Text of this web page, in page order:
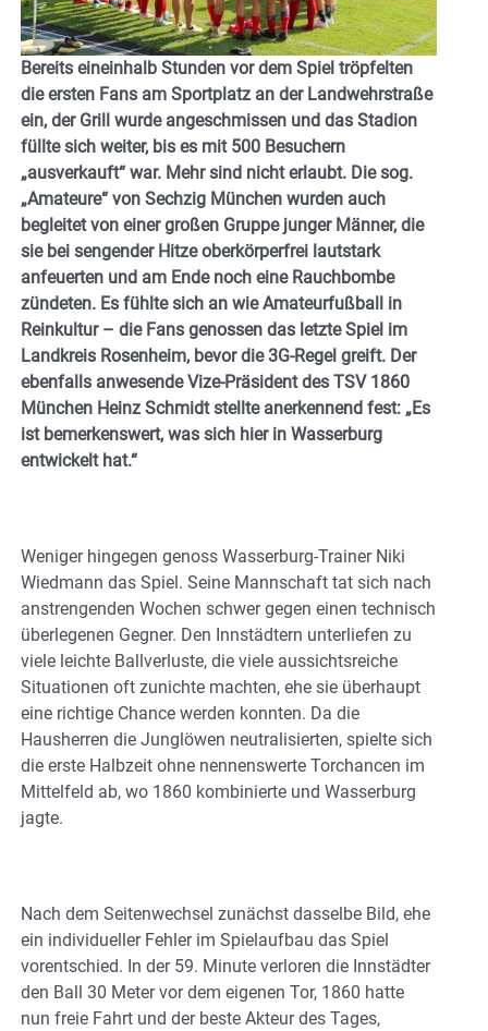
Bereits eineinhalb Stunden vor dem Spiel tröpfelten
die ersten Fans am Sportplatz an der Landwehrstraße
ein, der Grill wurde angeschmissen und das Stadion
füllte sich weiter, bis es mit 500 Besuchern
„ausverkauft“ war. Mehr sind nicht erlaubt. Die sog.
„Amateure“ von Sechzig München wurden auch
begleitet von einer großen Gruppe junger Männer, die
sie bei sengender Hitze oberkörperfrei lautstark
anfeuerten und am Ende noch eine Rauchbombe
zündeten. Es fühlte sich an wie Amateurfußball in
Reinkultur – die Fans genossen das letzte Spiel im
Landkreis Rosenheim, bevor die 3G-Regel greift. Der
ebenfalls anwesende Vize-Präsident des TSV 1860
München Heinz Schmidt stellte anerkennend fest: „Es
ist bemerkenswert, was sich hier in Wasserburg
entwickelt hat.“
Weniger hingegen genoss Wasserburg-Trainer Niki
Wiedmann das Spiel. Seine Mannschaft tat sich nach
anstrengenden Wochen schwer gegen einen technisch
überlegenen Gegner. Den Innstädtern unterliefen zu
viele leichte Ballverluste, die viele aussichtsreiche
Situationen oft zunichte machten, ehe sie überhaupt
eine richtige Chance werden konnten. Da die
Hausherren die Junglöwen neutralisierten, spielte sich
die erste Halbzeit ohne nennenswerte Torchancen im
Mittelfeld ab, wo 1860 kombinierte und Wasserburg
jagte.
Nach dem Seitenwechsel zunächst dasselbe Bild, ehe
ein individueller Fehler im Spielaufbau das Spiel
vorentschied. In der 59. Minute verloren die Innstädter
den Ball 30 Meter vor dem eigenen Tor, 1860 hatte
nun freie Fahrt und der beste Akteur des Tages,